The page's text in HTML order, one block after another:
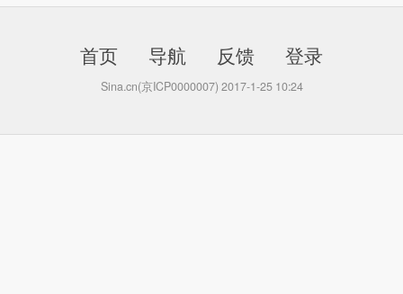
首页 导航 反馈 登录
Sina.cn(京ICP0000007) 2017-1-25 10:24